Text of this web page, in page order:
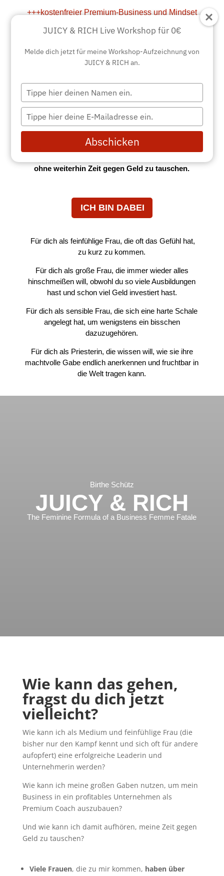
+++kostenfreier Premium-Business und Mindset
Leaderinnen der neuen Zeit+++
Das wird dir als selbstständige
ich bin mir sicher, auch du verkaufst
dich noch unter Wert.
Hobbybusiness ohne Strategie endlich juicy
ohne weiterhin Zeit gegen Geld zu tauschen.
ICH BIN DABEI
Für dich als feinfühlige Frau, die oft das Gefühl hat,
zu kurz zu kommen.
Für dich als große Frau, die immer wieder alles
hinschmeißen will, obwohl du so viele Ausbildungen
hast und schon viel Geld investiert hast.
Für dich als sensible Frau, die sich eine harte Schale
angelegt hat, um wenigstens ein bisschen
dazuzugehören.
Für dich als Priesterin, die wissen will, wie sie ihre
machtvolle Gabe endlich anerkennen und fruchtbar in
die Welt tragen kann.
Birthe Schütz
JUICY & RICH
The Feminine Formula of a Business Femme Fatale
Wie kann das gehen,
fragst du dich jetzt
vielleicht?
Wie kann ich als Medium und feinfühlige Frau (die
bisher nur den Kampf kennt und sich oft für andere
aufopfert) eine erfolgreiche Leaderin und
Unternehmerin werden?
Wie kann ich meine großen Gaben nutzen, um mein
Business in ein profitables Unternehmen als
Premium Coach auszubauen?
Und wie kann ich damit aufhören, meine Zeit gegen
Geld zu tauschen?
Viele Frauen, die zu mir kommen, haben über
JUICY & RICH Live Workshop für 0€
Melde dich jetzt für meine Workshop-Aufzeichnung von
JUICY & RICH an.
Tippen
Sie
Ihren
Namen
ein.
Tippen
Sie
Ihre
ein.
Abschicken